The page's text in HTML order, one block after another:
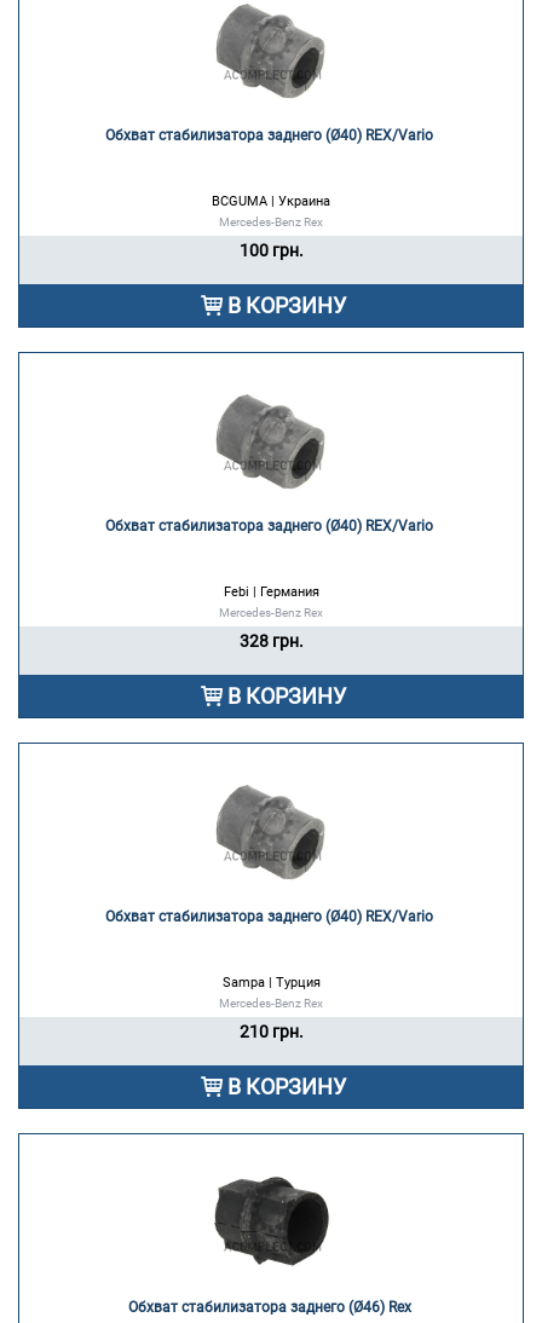
Обхват стабилизатора заднего (Ø40) REX/Vario
BCGUMA | Украина
Mercedes-Benz Rex
100 грн.
В КОРЗИНУ
Обхват стабилизатора заднего (Ø40) REX/Vario
Febi | Германия
Mercedes-Benz Rex
328 грн.
В КОРЗИНУ
Обхват стабилизатора заднего (Ø40) REX/Vario
Sampa | Турция
Mercedes-Benz Rex
210 грн.
В КОРЗИНУ
Обхват стабилизатора заднего (Ø46) Rex